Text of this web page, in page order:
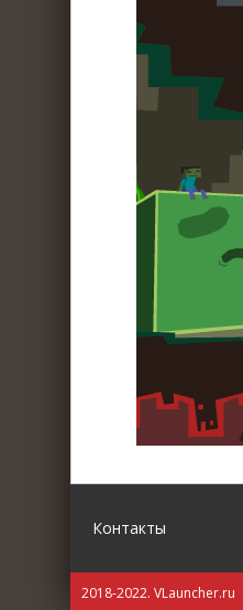
Контакты
2018-2022. VLauncher.ru